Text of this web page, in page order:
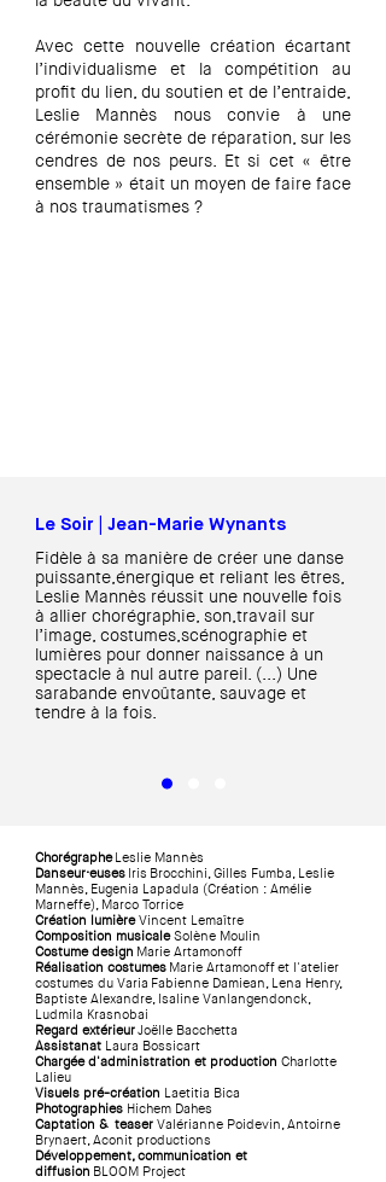
Avec cette nouvelle création écartant
l’individualisme et la compétition au
profit du lien, du soutien et de l’entraide,
Leslie Mannès nous convie à une
cérémonie secrète de réparation, sur les
cendres de nos peurs. Et si cet « être
ensemble » était un moyen de faire face
à nos traumatismes ?​
Le Soir | Jean-Marie Wynants
Fidèle à sa manière de créer une danse
puissante,énergique et reliant les êtres,
Leslie Mannès réussit une nouvelle fois
à allier chorégraphie, son,travail sur
l’image, costumes,scénographie et
lumières pour donner naissance à un
spectacle à nul autre pareil. (...) Une
sarabande envoûtante, sauvage et
tendre à la fois.
ChorégrapheLeslie Mannès
Danseur·euses Iris Brocchini, Gilles Fumba, Leslie
Mannès, Eugenia Lapadula (Création : Amélie
Marneffe), Marco Torrice
Création lumièreVincent Lemaître
Composition musicaleSolène Moulin
Costume design Marie Artamonoff
Réalisation costumes Marie Artamonoffet l'atelier
costumes du Varia Fabienne Damiean, Lena Henry,
Baptiste Alexandre, Isaline Vanlangendonck,
Ludmila Krasnobai
Regard extérieurJoëlle Bacchetta
Assistanat Laura Bossicart
Chargée d'administration et production Charlotte
Lalieu
Visuels pré-création Laetitia Bica
Photographies Hichem Dahes
Captation & teaser Valérianne Poidevin, Antoirne
Brynaert, Aconit productions
Développement, communication et
diffusion BLOOM Project